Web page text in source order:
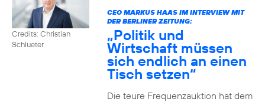
Credits: Christian
Schlueter
CEO MARKUS HAAS IM INTERVIEW MIT
DER BERLINER ZEITUNG:
„Politik und
Wirtschaft müssen
sich endlich an einen
Tisch setzen“
Die teure Frequenzauktion hat dem